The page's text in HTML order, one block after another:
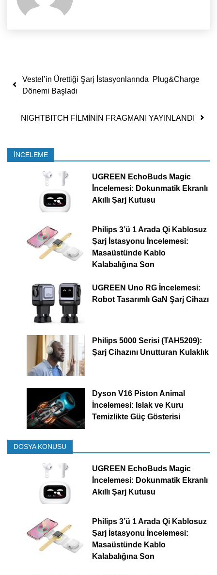
Yazı dolaşımı
Vestel’in Ürettiği Şarj İstasyonlarında Plug&Charge
Dönemi Başladı
NIGHTBITCH FİLMİNİN FRAGMANI YAYINLANDI
İNCELEME
UGREEN EchoBuds Magic
İncelemesi: Dokunmatik Ekranlı
Akıllı Şarj Kutusu
Philips 3’ü 1 Arada Qi Kablosuz
Şarj İstasyonu İncelemesi:
Masaüstünde Kablo
Kalabalığına Son
UGREEN Uno RG İncelemesi:
Robot Tasarımlı GaN Şarj Cihazı
Philips 5000 Serisi (TAH5209):
Şarj Cihazını Unutturan Kulaklık
Dyson V16 Piston Animal
İncelemesi: Islak ve Kuru
Temizlikte Güç Gösterisi
DOSYA KONUSU
UGREEN EchoBuds Magic
İncelemesi: Dokunmatik Ekranlı
Akıllı Şarj Kutusu
Philips 3’ü 1 Arada Qi Kablosuz
Şarj İstasyonu İncelemesi:
Masaüstünde Kablo
Kalabalığına Son